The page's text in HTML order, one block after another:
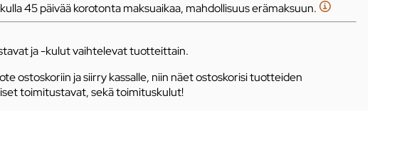
45 päivää korotonta maksuaikaa, mahdollisuus erämaksuun.
ja -kulut vaihtelevat tuotteittain.
ostoskoriin ja siirry kassalle, niin näet ostoskorisi tuotteiden
toimitustavat, sekä toimituskulut!